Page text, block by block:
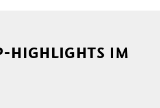
HIGHLIGHTS IM